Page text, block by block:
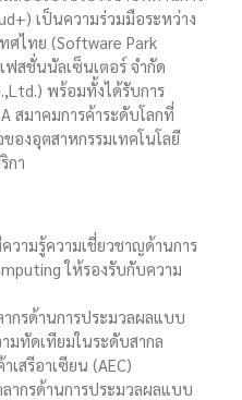
เป็นความร่วมมือระหว่าง
ศไทย (Software Park
ฟสชั่นนัลเซ็นเตอร์ จำกัด
พร้อมทั้งได้รับการ
สมาคมการค้าระดับโลกที่
องอุตสาหกรรมเทคโนโลยี
กา
ามรู้ความเชี่ยวชาญด้านการ
ให้รองรับกับความ
กรด้านการประมวลผลแบบ
มทัดเทียมในระดับสากล
เสรีอาเซียน (AEC)
กรด้านการประมวลผลแบบ